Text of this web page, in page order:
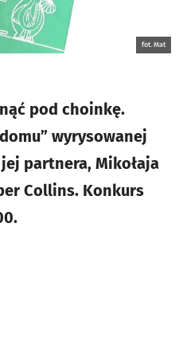
fot. Mat
pod choinkę.
wyrysowanej
partnera, Mikołaja
Collins. Konkurs